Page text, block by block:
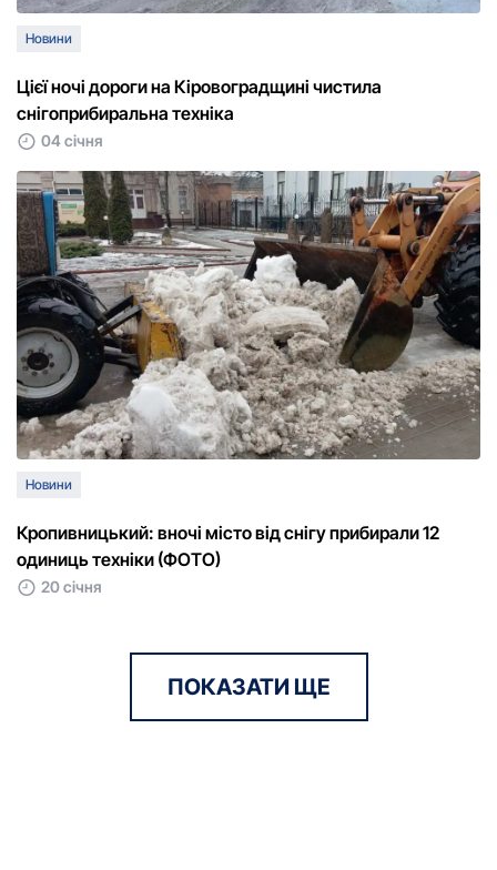
Новини
Цієї ночі дороги на Кіровоградщині чистила
снігоприбиральна техніка
04 січня
Новини
Кpопивницький: вночі місто від снігу пpибиpали 12
одиниць техніки (ФОТО)
20 січня
ПОКАЗАТИ ЩЕ